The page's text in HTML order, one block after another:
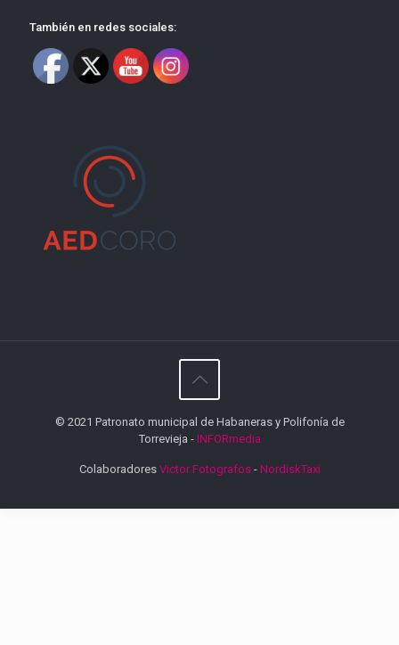
También en redes sociales:
© 2021 Patronato municipal de Habaneras y Polifonía de
Torrevieja - INFORmedia
Colaboradores Victor Fotografos- NordiskTaxi